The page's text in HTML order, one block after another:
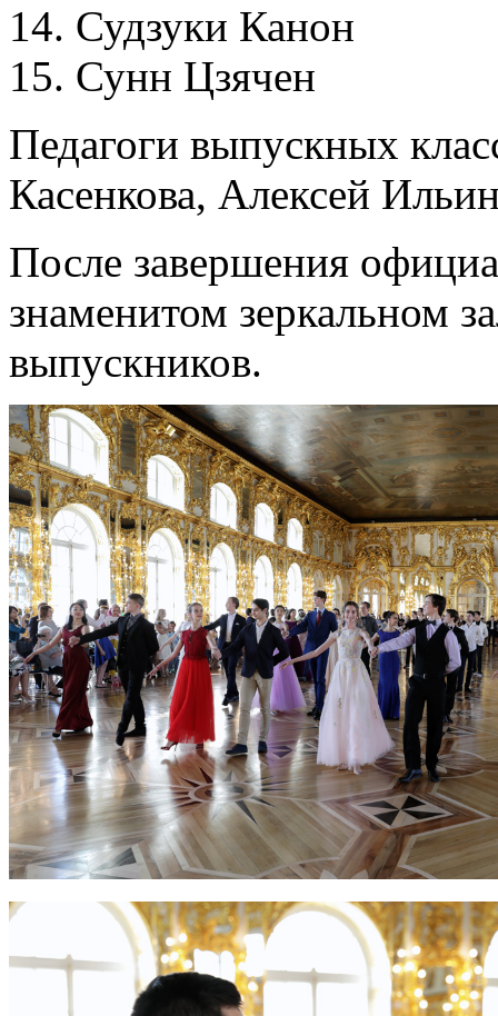
14. Судзуки Канон
15. Сунн Цзячен
Педагоги выпускных
Касенкова, Алексей
После завершения
знаменитом зеркальном
выпускников.